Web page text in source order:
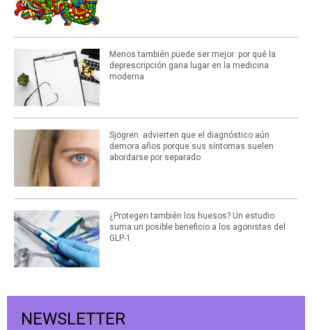
Menos también puede ser mejor: por qué la
deprescripción gana lugar en la medicina
moderna
Sjögren: advierten que el diagnóstico aún
demora años porque sus síntomas suelen
abordarse por separado
¿Protegen también los huesos? Un estudio
suma un posible beneficio a los agonistas del
GLP-1
NEWSLETTER